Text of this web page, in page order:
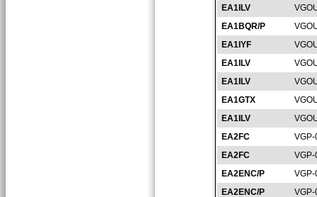
EA1ILV
EA1BQR/P
EA1IYF
EA1ILV
EA1ILV
EA1GTX
EA1ILV
EA2FC
EA2FC
EA2ENC/P
EA2ENC/P